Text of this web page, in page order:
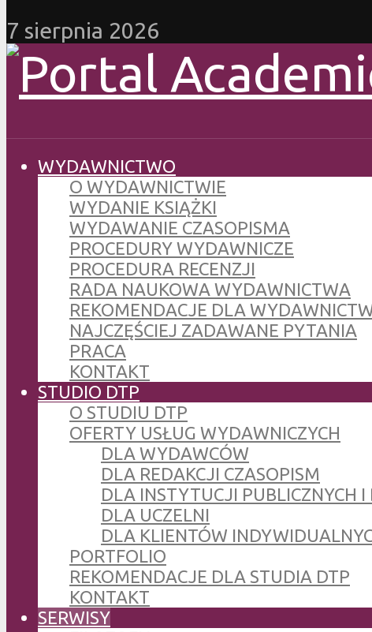
7 sierpnia 2026
WYDAWNICTWO
O WYDAWNICTWIE
WYDANIE KSIĄŻKI
WYDAWANIE CZASOPISMA
PROCEDURY WYDAWNICZE
PROCEDURA RECENZJI
RADA NAUKOWA WYDAWNICTWA
REKOMENDACJE DLA
NAJCZĘŚCIEJ ZADAWANE PYTANIA
PRACA
KONTAKT
STUDIO DTP
O STUDIU DTP
OFERTY USŁUG WYDAWNICZYCH
DLA WYDAWCÓW
DLA REDAKCJI CZASOPISM
DLA INSTYTUCJI PUBLICZNYCH I
DLA UCZELNI
DLA KLIENTÓW
PORTFOLIO
REKOMENDACJE DLA STUDIA DTP
KONTAKT
SERWISY